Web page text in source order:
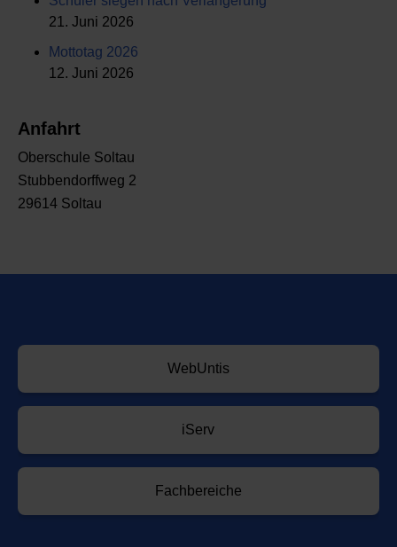
21. Juni 2026
Mottotag 2026
12. Juni 2026
Anfahrt
Oberschule Soltau
Stubbendorffweg 2
29614 Soltau
WebUntis
iServ
Fachbereiche